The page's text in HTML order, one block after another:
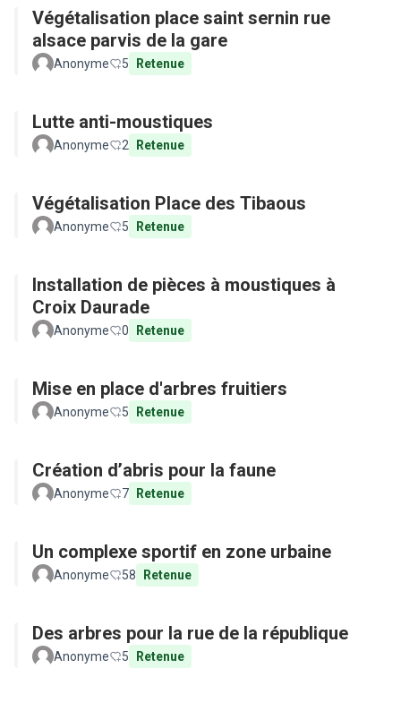
Végétalisation place saint sernin rue
alsace parvis de la gare
Anonyme 5 Retenue
Lutte anti-moustiques
Anonyme 2 Retenue
Végétalisation Place des Tibaous
Anonyme 5 Retenue
Installation de pièces à moustiques à
Croix Daurade
Anonyme 0 Retenue
Mise en place d'arbres fruitiers
Anonyme 5 Retenue
Création d’abris pour la faune
Anonyme 7 Retenue
Un complexe sportif en zone urbaine
Anonyme 58 Retenue
Des arbres pour la rue de la république
Anonyme 5 Retenue